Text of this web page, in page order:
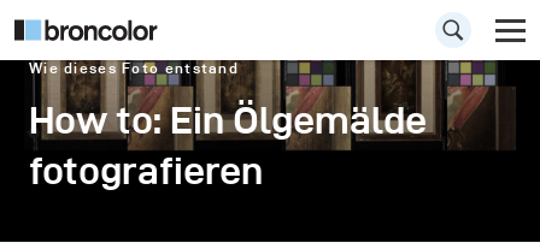
Wie dieses Foto entstand
How to: Ein Ölgemälde
fotografieren